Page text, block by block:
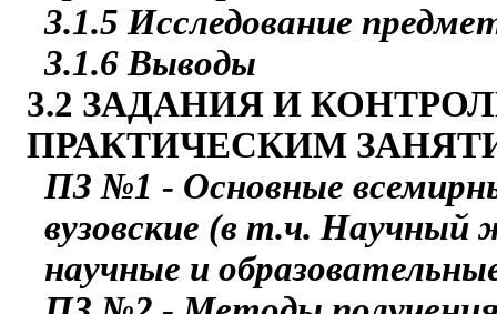
3.1.5 Исследование
3.1.6 Выводы
3.2 ЗАДАНИЯ И
ПРАКТИЧЕСКИМ
ПЗ №1 - Основные
вузовские (в т.ч.
научные и